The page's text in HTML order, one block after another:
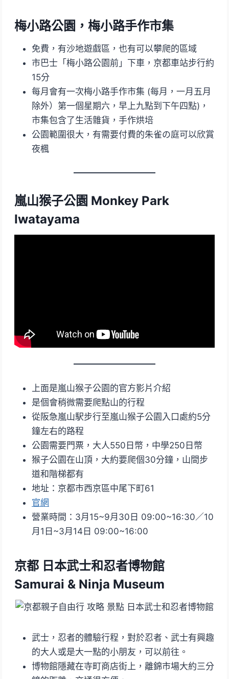
梅小路公園，梅小路手作市集
免費，有沙地遊戲區，也有可以攀爬的區域
市巴士「梅小路公園前」下車，京都車站步行約
15分
每月會有一次梅小路手作市集 (每月，一月五月
除外）第一個星期六，早上九點到下午四點)，
市集包含了生活雜貨，手作烘培
公園範圍很大，有需要付費的朱雀の庭可以欣賞
夜楓
嵐山猴子公園 Monkey Park
Iwatayama
上面是嵐山猴子公園的官方影片介紹
是個會稍微需要爬點山的行程
從阪急嵐山駅步行至嵐山猴子公園入口處約5分
鐘左右的路程
公園需要門票，大人550日幣，中學250日幣
猴子公園在山頂，大約要爬個30分鐘，山間步
道和階梯都有
地址：京都市西京區中尾下町61
官網
營業時間：3月15~9月30日 09:00~16:30／10
月1日~3月14日 09:00~16:00
京都 日本武士和忍者博物館
Samurai & Ninja Museum
武士，忍者的體驗行程，對於忍者、武士有興趣
的大人或是大一點的小朋友，可以前往。
博物館隱藏在寺町商店街上，離錦市場大約三分